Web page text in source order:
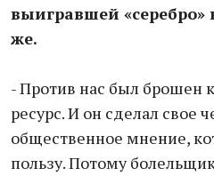
выигравшей «серебро»
же.
- Против нас был брошен
ресурс. И он сделал свое
общественное мнение,
пользу. Потому